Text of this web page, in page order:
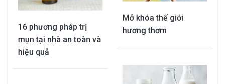
16 phương pháp trị
mụn tại nhà an toàn và
hiệu quả
Mở khóa thế giới
hương thơm